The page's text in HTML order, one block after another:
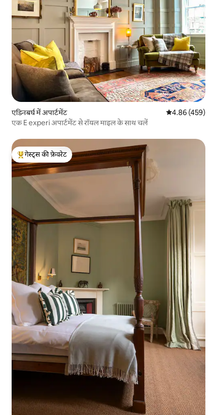
एडिनबर्घ में अपार्टमेंट औसत रेटिंग 5 में से
4.86 (459)
एक E experi अपार्टमेंट से रॉयल माइल के साथ चलें
गेस्ट्स का टॉप फ़ेवरेट
गेस्ट्स की फ़ेवरेट